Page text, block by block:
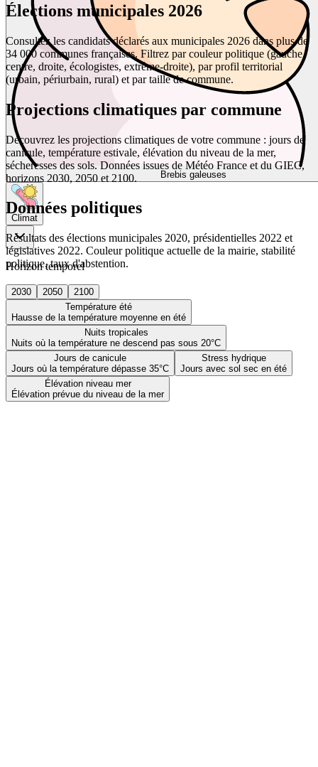
Brebis galeuses
Climat
Horizon temporel
2030 2050
2100
Température été
Hausse de la température moyenne en été
Nuits tropicales
Nuits où la température ne descend pas sous 20°C
Jours de canicule
Jours où la température dépasse 35°C
Stress hydrique
Jours avec sol sec en été
Élévation niveau mer
Élévation prévue du niveau de la mer
Élections municipales 2026
Consultez les candidats déclarés aux municipales 2026 dans plus de
34 000 communes françaises. Filtrez par couleur politique (gauche,
centre, droite, écologistes, extrême-droite), par profil territorial
(urbain, périurbain, rural) et par taille de commune.
Projections climatiques par commune
Découvrez les projections climatiques de votre commune : jours de
canicule, température estivale, élévation du niveau de la mer,
sécheresses des sols. Données issues de Météo France et du GIEC,
horizons 2030, 2050 et 2100.
Données politiques
Résultats des élections municipales 2020, présidentielles 2022 et
législatives 2022. Couleur politique actuelle de la mairie, stabilité
politique, taux d'abstention.